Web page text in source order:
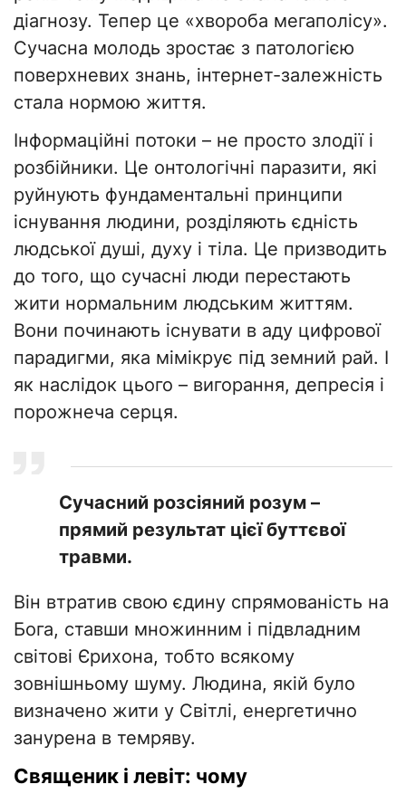
діагнозу. Тепер це «хвороба мегаполісу».
Сучасна молодь зростає з патологією
поверхневих знань, інтернет-залежність
стала нормою життя.
Інформаційні потоки – не просто злодії і
розбійники. Це онтологічні паразити, які
руйнують фундаментальні принципи
існування людини, розділяють єдність
людської душі, духу і тіла. Це призводить
до того, що сучасні люди перестають
жити нормальним людським життям.
Вони починають існувати в аду цифрової
парадигми, яка мімікрує під земний рай. І
як наслідок цього – вигорання, депресія і
порожнеча серця.
Сучасний розсіяний розум –
прямий результат цієї буттєвої
травми.
Він втратив свою єдину спрямованість на
Бога, ставши множинним і підвладним
світові Єрихона, тобто всякому
зовнішньому шуму. Людина, якій було
визначено жити у Світлі, енергетично
занурена в темряву.
Священик і левіт: чому